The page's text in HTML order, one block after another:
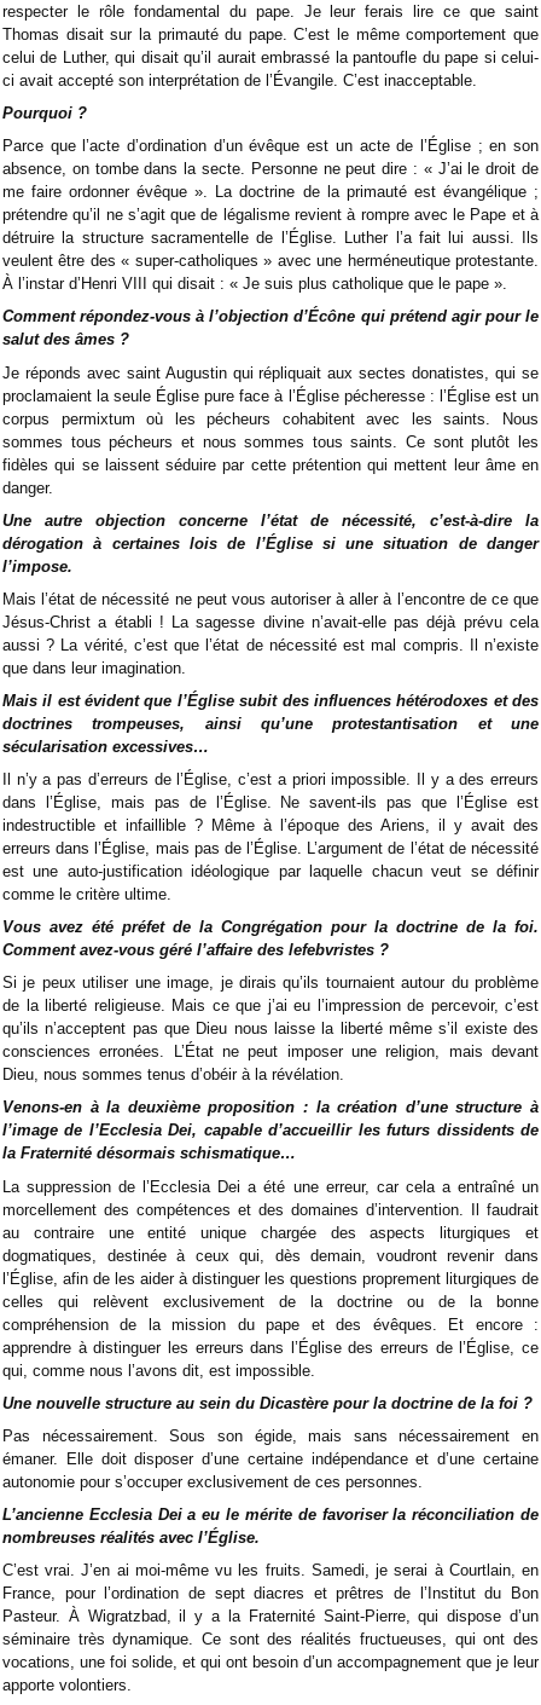
respecter le rôle fondamental du pape. Je leur ferais lire ce que saint
Thomas disait sur la primauté du pape. C’est le même comportement que
celui de Luther, qui disait qu’il aurait embrassé la pantoufle du pape si celui-
ci avait accepté son interprétation de l’Évangile. C’est inacceptable.
Pourquoi ?
Parce que l’acte d’ordination d’un évêque est un acte de l’Église ; en son
absence, on tombe dans la secte. Personne ne peut dire : « J’ai le droit de
me faire ordonner évêque ». La doctrine de la primauté est évangélique ;
prétendre qu’il ne s’agit que de légalisme revient à rompre avec le Pape et à
détruire la structure sacramentelle de l’Église. Luther l’a fait lui aussi. Ils
veulent être des « super-catholiques » avec une herméneutique protestante.
À l’instar d’Henri VIII qui disait : « Je suis plus catholique que le pape ».
Comment répondez-vous à l’objection d’Écône qui prétend agir pour le
salut des âmes ?
Je réponds avec saint Augustin qui répliquait aux sectes donatistes, qui se
proclamaient la seule Église pure face à l’Église pécheresse : l’Église est un
corpus permixtum où les pécheurs cohabitent avec les saints. Nous
sommes tous pécheurs et nous sommes tous saints. Ce sont plutôt les
fidèles qui se laissent séduire par cette prétention qui mettent leur âme en
danger.
Une autre objection concerne l’état de nécessité, c’est-à-dire la
dérogation à certaines lois de l’Église si une situation de danger
l’impose.
Mais l’état de nécessité ne peut vous autoriser à aller à l’encontre de ce que
Jésus-Christ a établi ! La sagesse divine n’avait-elle pas déjà prévu cela
aussi ? La vérité, c’est que l’état de nécessité est mal compris. Il n’existe
que dans leur imagination.
Mais il est évident que l’Église subit des influences hétérodoxes et des
doctrines trompeuses, ainsi qu’une protestantisation et une
sécularisation excessives…
Il n’y a pas d’erreurs de l’Église, c’est a priori impossible. Il y a des erreurs
dans l’Église, mais pas de l’Église. Ne savent-ils pas que l’Église est
indestructible et infaillible ? Même à l’époque des Ariens, il y avait des
erreurs dans l’Église, mais pas de l’Église. L’argument de l’état de nécessité
est une auto-justification idéologique par laquelle chacun veut se définir
comme le critère ultime.
Vous avez été préfet de la Congrégation pour la doctrine de la foi.
Comment avez-vous géré l’affaire des lefebvristes ?
Si je peux utiliser une image, je dirais qu’ils tournaient autour du problème
de la liberté religieuse. Mais ce que j’ai eu l’impression de percevoir, c’est
qu’ils n’acceptent pas que Dieu nous laisse la liberté même s’il existe des
consciences erronées. L’État ne peut imposer une religion, mais devant
Dieu, nous sommes tenus d’obéir à la révélation.
Venons-en à la deuxième proposition : la création d’une structure à
l’image de l’Ecclesia Dei, capable d’accueillir les futurs dissidents de
la Fraternité désormais schismatique…
La suppression de l’Ecclesia Dei a été une erreur, car cela a entraîné un
morcellement des compétences et des domaines d’intervention. Il faudrait
au contraire une entité unique chargée des aspects liturgiques et
dogmatiques, destinée à ceux qui, dès demain, voudront revenir dans
l’Église, afin de les aider à distinguer les questions proprement liturgiques de
celles qui relèvent exclusivement de la doctrine ou de la bonne
compréhension de la mission du pape et des évêques. Et encore :
apprendre à distinguer les erreurs dans l’Église des erreurs de l’Église, ce
qui, comme nous l’avons dit, est impossible.
Une nouvelle structure au sein du Dicastère pour la doctrine de la foi ?
Pas nécessairement. Sous son égide, mais sans nécessairement en
émaner. Elle doit disposer d’une certaine indépendance et d’une certaine
autonomie pour s’occuper exclusivement de ces personnes.
L’ancienne Ecclesia Dei a eu le mérite de favoriser la réconciliation de
nombreuses réalités avec l’Église.
C’est vrai. J’en ai moi-même vu les fruits. Samedi, je serai à Courtlain, en
France, pour l’ordination de sept diacres et prêtres de l’Institut du Bon
Pasteur. À Wigratzbad, il y a la Fraternité Saint-Pierre, qui dispose d’un
séminaire très dynamique. Ce sont des réalités fructueuses, qui ont des
vocations, une foi solide, et qui ont besoin d’un accompagnement que je leur
apporte volontiers.